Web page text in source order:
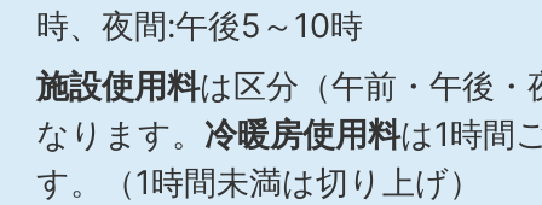
時、夜間:午後5～10時
施設使用料は区分（午前・午後
なります。 冷暖房使用料は1時間
す。（1時間未満は切り上げ）